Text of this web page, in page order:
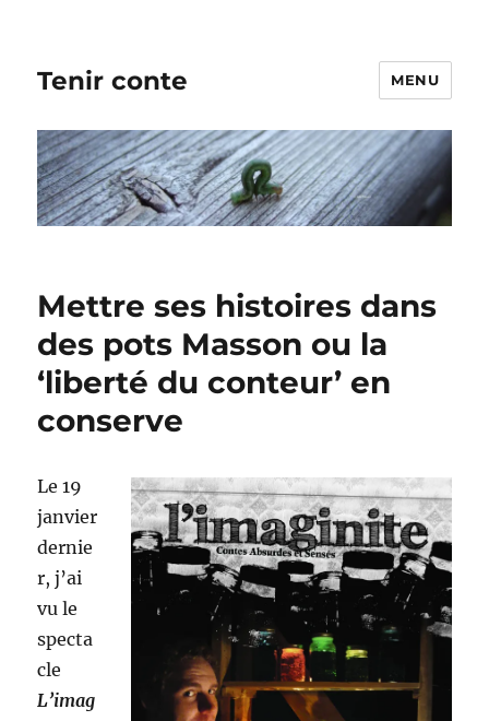
Tenir conte MENU
Mettre ses histoires dans
des pots Masson ou la
‘liberté du conteur’ en
conserve
Le 19
janvier
dernie
r, j’ai
vu le
specta
cle
L’imag